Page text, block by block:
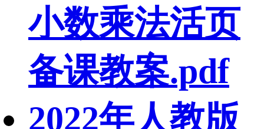
小数乘法活页
备课教案.pdf
2022年人教版